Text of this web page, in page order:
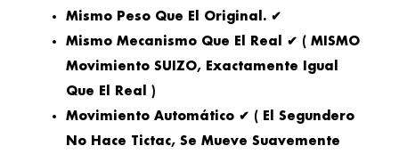
Mismo Peso Que El Original. ✔
Mismo Mecanismo Que El Real ✔ ( MISMO
Movimiento SUIZO, Exactamente Igual
Que El Real )
Movimiento Automático ✔ ( El Segundero
No Hace Tictac, Se Mueve Suavemente